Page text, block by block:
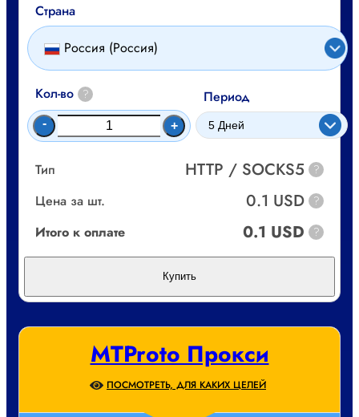
Страна
Россия (Россия)
Кол-во ?
- +
Период
Тип HTTP / SOCKS5 ?
Цена за шт. 0.1 USD ?
Итого к оплате 0.1 USD ?
Купить
MTProto Прокси
ПОСМОТРЕТЬ, ДЛЯ КАКИХ ЦЕЛЕЙ